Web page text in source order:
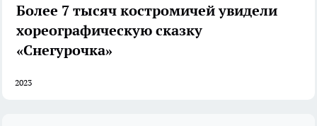
Более 7 тысяч костромичей увидели
хореографическую сказку
«Снегурочка»
2023